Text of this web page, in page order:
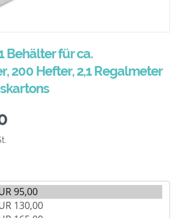
Behälter für ca.
200 Hefter, 2,1 Regalmeter